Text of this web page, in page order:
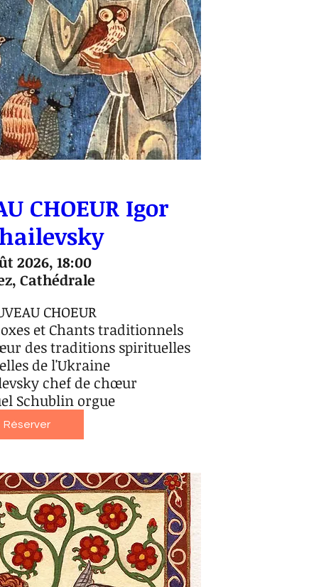
CHOEUR Igor
2026, 18:00
Cathédrale
CHOEUR
et Chants traditionnels
des traditions spirituelles
de l'Ukraine
chef de chœur
Schublin orgue
Réserver